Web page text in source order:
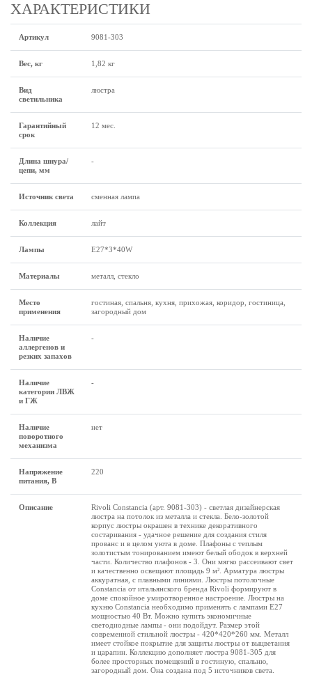
ХАРАКТЕРИСТИКИ
Артикул 9081-303
Вес, кг 1,82 кг
Вид
светильника
люстра
Гарантийный
срок
12 мес.
Длина шнура/
цепи, мм
-
Источник света сменная лампа
Коллекция лайт
Лампы Е27*3*40W
Материалы металл, стекло
Место
применения
гостиная, спальня, кухня, прихожая, коридор, гостиница,
загородный дом
Наличие
аллергенов и
резких запахов
-
Наличие
категории ЛВЖ
и ГЖ
-
Наличие
поворотного
механизма
нет
Напряжение
питания, В
220
Описание
Rivoli Constancia (арт. 9081-303) - светлая дизайнерская
люстра на потолок из металла и стекла. Бело-золотой
корпус люстры окрашен в технике декоративного
состаривания - удачное решение для создания стиля
прованс и в целом уюта в доме. Плафоны с теплым
золотистым тонированием имеют белый ободок в верхней
части. Количество плафонов - 3. Они мягко рассеивают свет
и качественно освещают площадь 9 м². Арматура люстры
аккуратная, с плавными линиями. Люстры потолочные
Constancia от итальянского бренда Rivoli формируют в
доме спокойное умиротворенное настроение. Люстры на
кухню Constancia необходимо применять с лампами Е27
мощностью 40 Вт. Можно купить экономичные
светодиодные лампы - они подойдут. Размер этой
современной стильной люстры - 420*420*260 мм. Металл
имеет стойкое покрытие для защиты люстры от выцветания
и царапин. Коллекцию дополняет люстра 9081-305 для
более просторных помещений в гостиную, спальню,
загородный дом. Она создана под 5 источников света.